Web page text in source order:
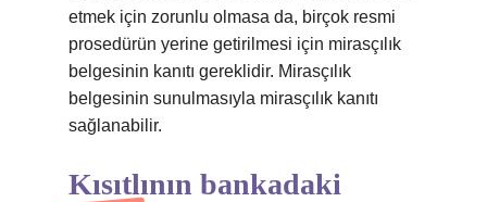
etmek için zorunlu olmasa da, birçok resmi
prosedürün yerine getirilmesi için mirasçılık
belgesinin kanıtı gereklidir. Mirasçılık
belgesinin sunulmasıyla mirasçılık kanıtı
sağlanabilir.
Kısıtlının bankadaki